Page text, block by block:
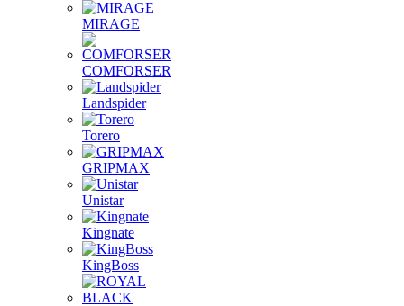
MIRAGE
COMFORSER
Landspider
Torero
GRIPMAX
Unistar
Kingnate
KingBoss